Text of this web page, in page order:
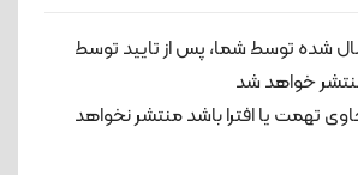
شده توسط شما، پس از تایید توسط
خواهد شد
تهمت یا افترا باشد منتشر نخواهد